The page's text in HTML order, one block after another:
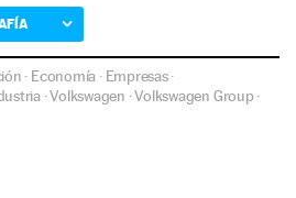
· Economía · Empresas·
·Volkswagen ·Volkswagen Group ·